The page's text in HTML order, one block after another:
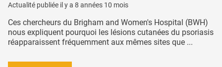
Actualité publiée il y a 8 années 10 mois
Ces chercheurs du Brigham and Women's Hospital (BWH)
nous expliquent pourquoi les lésions cutanées du psoriasis
réapparaissent fréquemment aux mêmes sites que ...